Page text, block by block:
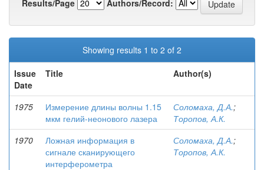
Results/Page
Authors/Record:
Showing results 1 to 2 of 2
Issue
Date
Title Author(s)
1975
Измерение длины волны 1.15
мкм гелий-неонового лазера
Соломаха, Д.А.;
Торопов, А.К.
1970
Ложная информация в
сигнале сканирующего
интерферометра
Соломаха, Д.А.;
Торопов, А.К.